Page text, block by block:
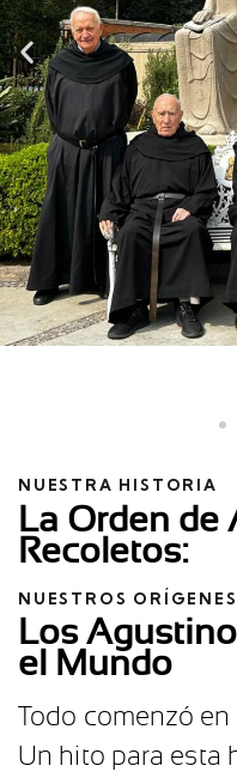
NUESTRA HISTORIA
La Orden de
Recoletos:
NUESTROS ORÍGENES
Los
el Mundo
Todo comenzó en
Un hito para esta